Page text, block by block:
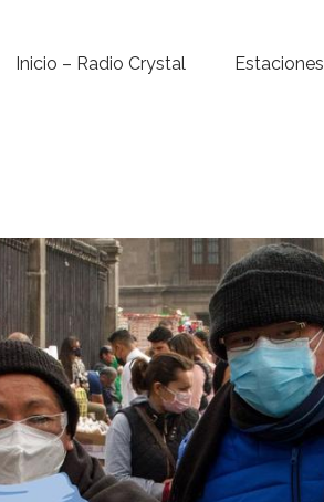
Inicio – Radio Crystal Estaciones
Noticias
Para ti
Contacto